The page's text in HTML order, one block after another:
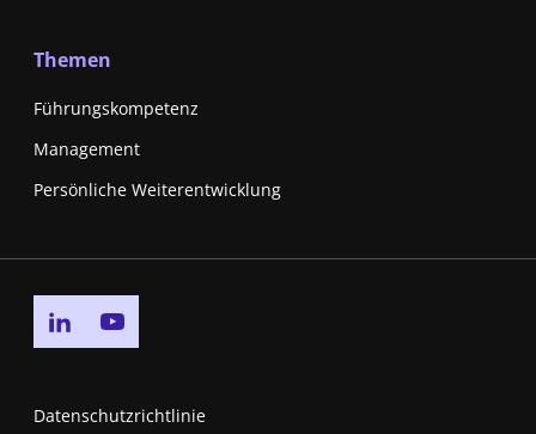
Themen
Führungskompetenz
Management
Persönliche Weiterentwicklung
Go to linkedin page
Datenschutzrichtlinie